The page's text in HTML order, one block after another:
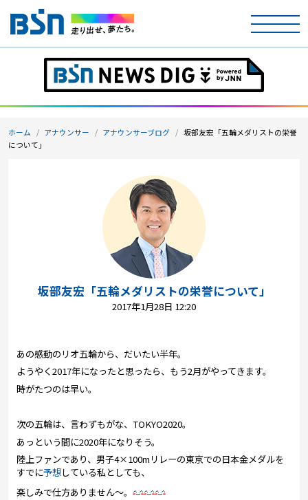
ホーム
テレビ
ラジオ
アナウンサー
イベント
ニュース
プレゼント
キッズ ケンジュ
愛の募金
ショッピング
会社概要・ビジョン
お問い合わせ
ホーム アナウンサー アナウンサーブログ
坂部友宏「五輪メダリストの栄誉
について」
坂部友宏「五輪メダリストの栄誉について」
2017年1月28日 12:20
あの感動のリオ五輪から、だいたい半年。
ようやく2017年になったと思ったら、もう2月がやってきます。
時がたつのは早い。
次の五輪は、言わずもがな、TOKYO2020。
あっという間に2020年になりそう。
陸上ファンであり、男子4×100mリレーの東京での日本金メダルを
すでに予想している私としても、
楽しみで仕方ありません～。